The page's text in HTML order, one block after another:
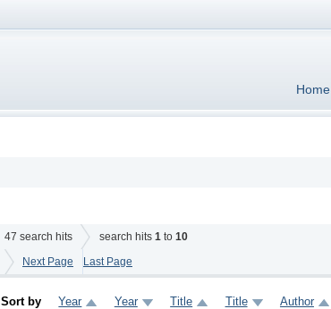
Home
47 search hits search hits 1 to 10
Next Page
Last Page
Sort by Year Year Title Title Author